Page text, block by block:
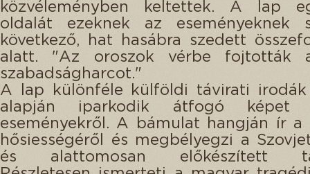
közvéleményben keltettek. A lap
oldalát ezeknek az eseményeknek
következő, hat hasábra szedett
alatt. "Az oroszok vérbe fojtották
szabadságharcot."
A lap különféle külföldi távirati irodák
alapján iparkodik átfogó
eseményekről. A bámulat hangján ír a
hősiességéről és megbélyegzi a
és alattomosan előkészített